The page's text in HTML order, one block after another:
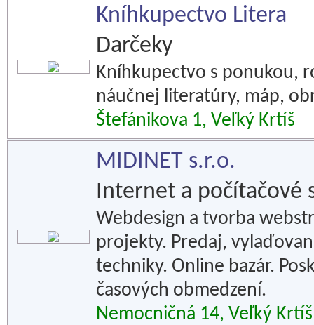
Kníhkupectvo Litera
Darčeky
Kníhkupectvo s ponukou,
náučnej literatúry, máp,
Štefánikova 1, Veľký Krtíš
MIDINET s.r.o.
Internet a počítačové
Webdesign a tvorba
projekty. Predaj,
techniky. Online bazár.
časových obmedzení.
Nemocničná 14, Veľký Krtíš